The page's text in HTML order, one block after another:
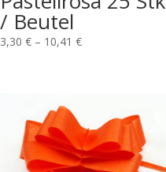
/ Beutel
3,30 € – 10,41 €